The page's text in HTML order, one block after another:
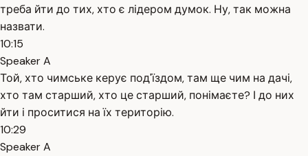
треба йти до тих, хто є лідером думок. Ну, так можна
назвати.
10:15
Speaker A
Той, хто чимське керує под'їздом, там ще чим на дачі,
хто там старший, хто це старший, понімаєте? І до них
йти і проситися на їх територію.
10:29
Speaker A